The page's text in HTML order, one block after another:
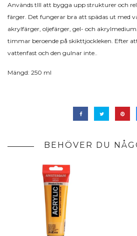
Används tlll att bygga upp strukturer och
färger. Det fungerar bra att spädas ut med
akrylfärger, oljefärger, gel- och
timmar beroende på skikttjockleken. Efter
vattenfast och den gulnar inte..
Mängd: 250 ml
BEHÖVER DU